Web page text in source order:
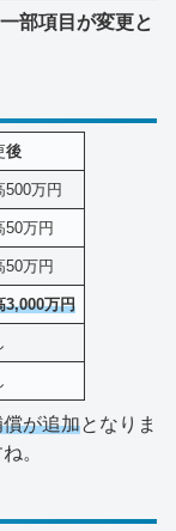
一部項目が変更と
後
500万円
50万円
50万円
3,000万円
償が追加となりま
。